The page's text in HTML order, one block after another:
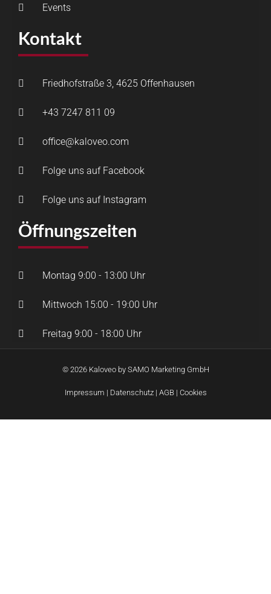
Events
Kontakt
Friedhofstraße 3, 4625 Offenhausen
+43 7247 811 09
office@kaloveo.com
Folge uns auf Facebook
Folge uns auf Instagram
Öffnungszeiten
Montag 9:00 - 13:00 Uhr
Mittwoch 15:00 - 19:00 Uhr
Freitag 9:00 - 18:00 Uhr
© 2026 Kaloveo by SAMO Marketing GmbH
Impressum | Datenschutz| AGB| Cookies